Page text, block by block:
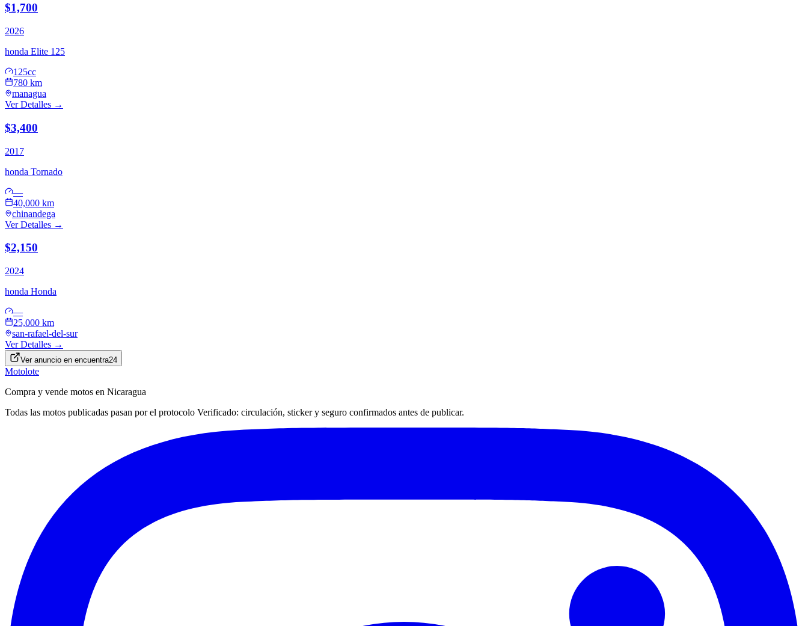
$1,700
2026
honda Elite 125
125cc
780 km
managua
Ver Detalles →
$3,400
2017
honda Tornado
—
40,000 km
chinandega
Ver Detalles →
$2,150
2024
honda Honda
—
25,000 km
san-rafael-del-sur
Ver Detalles →
Ver anuncio en encuentra24
Motolote
Compra y vende motos en Nicaragua
Todas las motos publicadas pasan por el protocolo Verificado: circulación, sticker y seguro confirmados antes de publicar.